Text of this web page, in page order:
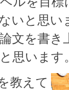
いと思い
文を書
思います
教えて